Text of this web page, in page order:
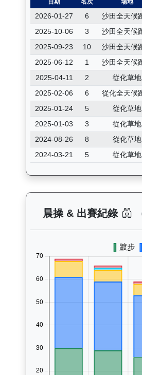
2026-01-27 6 沙田全天候
2025-10-06
3 沙田全天候
2025-09-23
10 沙田全天候
2025-06-12
1 沙田全天候
2025-04-11
2 從化草地
2025-02-06
6 從化全天候
2025-01-24
5 從化草地
2025-01-03
3 從化草地
2024-08-26
8 從化草地
2024-03-21
5 從化草地
晨操 & 出賽紀錄